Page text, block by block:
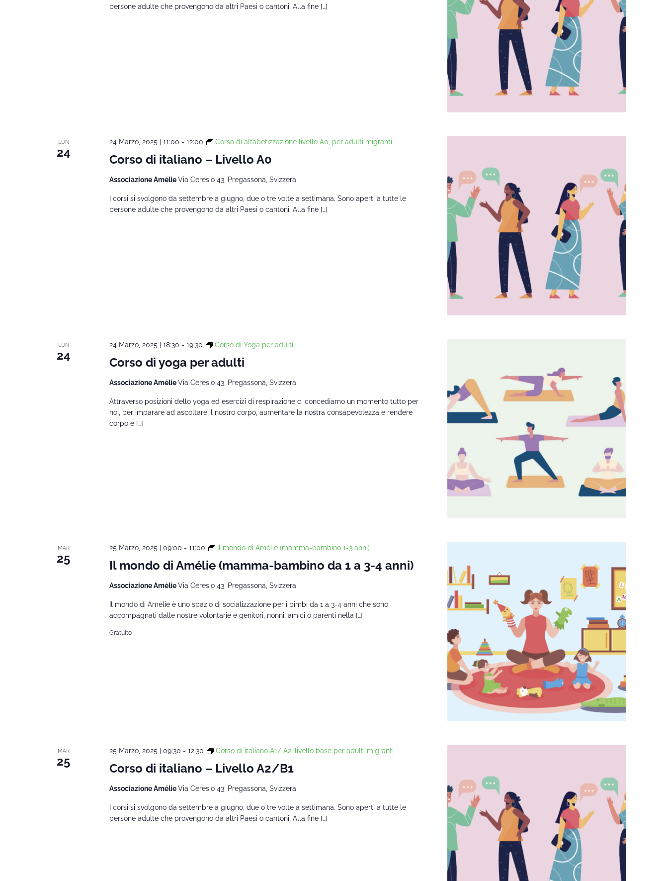
persone adulte che provengono da altri Paesi o cantoni. Alla fine […]
LUN
24 Corso di italiano – Livello A0
24 Marzo, 2025 | 11:00 - 12:00 Corso di alfabetizzazione livello A0, per adulti migranti
Associazione AmélieVia Ceresio 43, Pregassona, Svizzera
I corsi si svolgono da settembre a giugno, due o tre volte a settimana. Sono aperti a tutte le
persone adulte che provengono da altri Paesi o cantoni. Alla fine […]
LUN
24 Corso di yoga per adulti
24 Marzo, 2025 | 18:30 - 19:30 Corso di Yoga per adulti
Associazione AmélieVia Ceresio 43, Pregassona, Svizzera
Attraverso posizioni dello yoga ed esercizi di respirazione ci concediamo un momento tutto per
noi, per imparare ad ascoltare il nostro corpo, aumentare la nostra consapevolezza e rendere
corpo e […]
MAR
25 Il mondo di Amélie (mamma-bambino da 1 a 3-4 anni)
25 Marzo, 2025 | 09:00 - 11:00 Il mondo di Amélie (mamma-bambino 1-3 anni)
Associazione AmélieVia Ceresio 43, Pregassona, Svizzera
Il mondo di Amélie è uno spazio di socializzazione per i bimbi da 1 a 3-4 anni che sono
accompagnati dalle nostre volontarie e genitori, nonni, amici o parenti nella […]
Gratuito
MAR
25 Corso di italiano – Livello A2/B1
25 Marzo, 2025 | 09:30 - 12:30 Corso di italiano A1/ A2, livello base per adulti migranti
Associazione AmélieVia Ceresio 43, Pregassona, Svizzera
I corsi si svolgono da settembre a giugno, due o tre volte a settimana. Sono aperti a tutte le
persone adulte che provengono da altri Paesi o cantoni. Alla fine […]